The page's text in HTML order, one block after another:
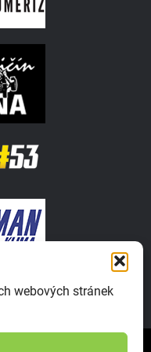
webových stránek
údajů